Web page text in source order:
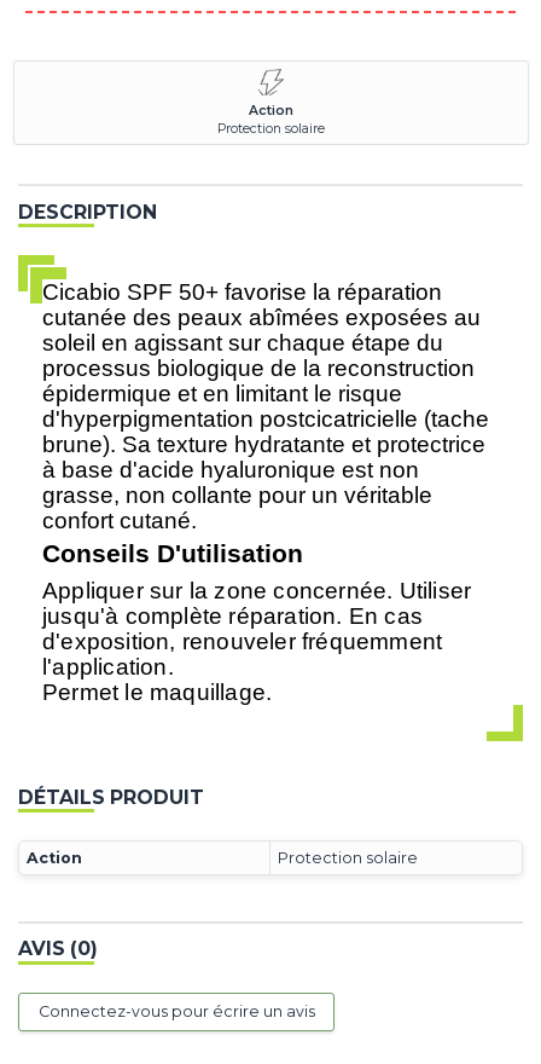
Action
Protection solaire
DESCRIPTION
Cicabio SPF 50+ favorise la réparation
cutanée des peaux abîmées exposées au
soleil en agissant sur chaque étape du
processus biologique de la reconstruction
épidermique et en limitant le risque
d'hyperpigmentation postcicatricielle (tache
brune). Sa texture hydratante et protectrice
à base d'acide hyaluronique est non
grasse, non collante pour un véritable
confort cutané.
Conseils D'utilisation
Appliquer sur la zone concernée. Utiliser
jusqu'à complète réparation. En cas
d'exposition, renouveler fréquemment
l'application.
Permet le maquillage.
DÉTAILS PRODUIT
Action Protection solaire
AVIS (0)
Connectez-vous pour écrire un avis